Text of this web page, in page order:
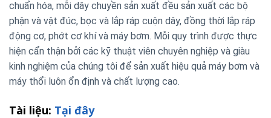
chuẩn hóa, mỗi dây chuyền sản xuất đều sản xuất các bộ
phận và vật đúc, bọc và lắp ráp cuộn dây, đồng thời lắp ráp
động cơ, phớt cơ khí và máy bơm. Mỗi quy trình được thực
hiện cẩn thận bởi các kỹ thuật viên chuyên nghiệp và giàu
kinh nghiệm của chúng tôi để sản xuất hiệu quả máy bơm và
máy thổi luôn ổn định và chất lượng cao.
Tài liệu: Tại đây